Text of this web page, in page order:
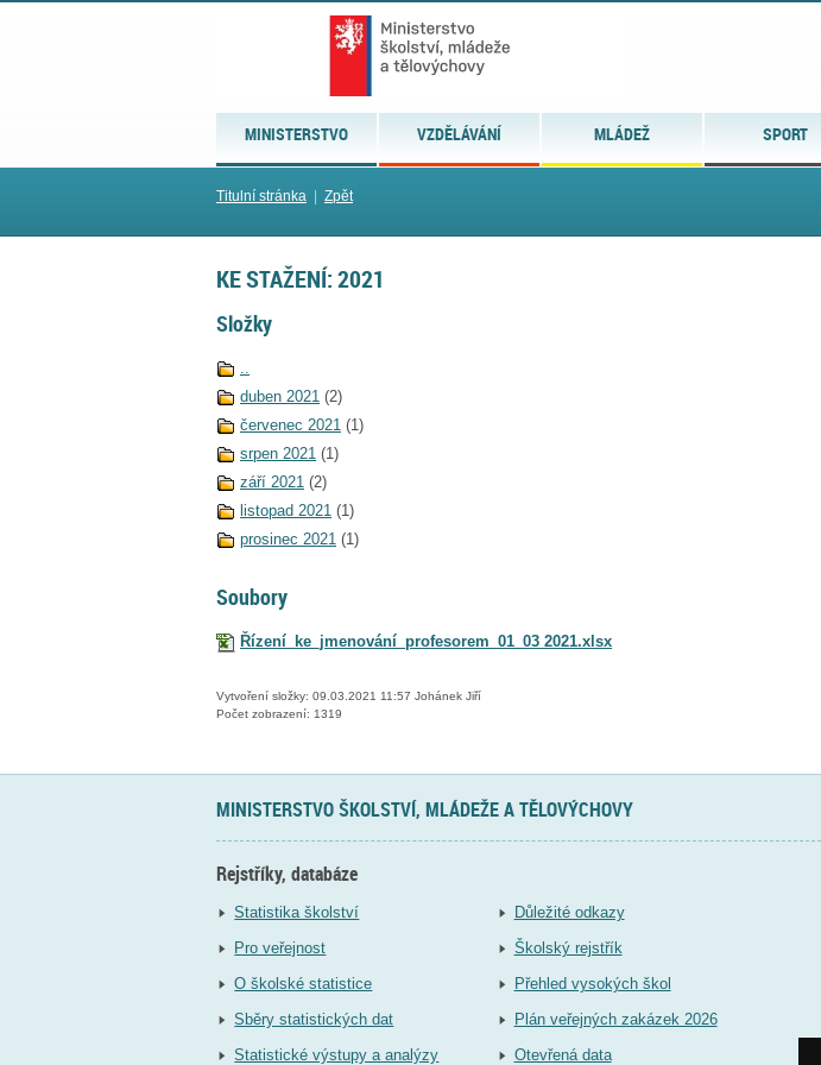
MINISTERSTVO VZDĚLÁVÁNÍ MLÁDEŽ SPORT
Titulní stránka Zpět
KE STAŽENÍ: 2021
Složky
..
duben 2021 (2)
červenec 2021 (1)
srpen 2021 (1)
září 2021 (2)
listopad 2021 (1)
prosinec 2021 (1)
Soubory
Řízení_ke_jmenování_profesorem_01_03 2021.xlsx
Vytvoření složky: 09.03.2021 11:57 Johánek Jiří
Počet zobrazení: 1319
MINISTERSTVO ŠKOLSTVÍ, MLÁDEŽE A TĚLOVÝCHOVY
Rejstříky, databáze
Statistika školství
Pro veřejnost
O školské statistice
Sběry statistických dat
Statistické výstupy a analýzy
Důležité odkazy
Školský rejstřík
Přehled vysokých škol
Plán veřejných zakázek 2026
Otevřená data